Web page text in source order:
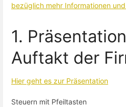
bezüglich mehr Informationen
1.
Auftakt der
Hier geht es zur Präsentation
Steuern mit Pfeiltasten